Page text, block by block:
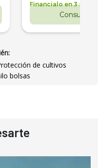
Financialo en 3 años
Consultar
de cultivos
bolsas